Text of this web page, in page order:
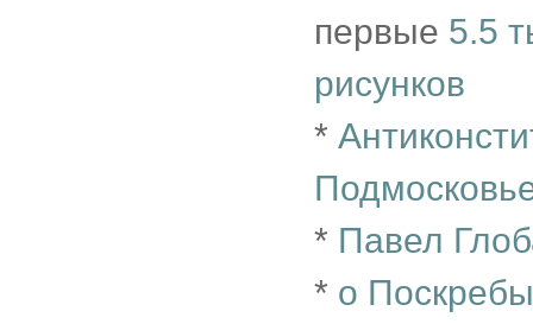
первые 5.5
рисунков
*
* Павел
* о